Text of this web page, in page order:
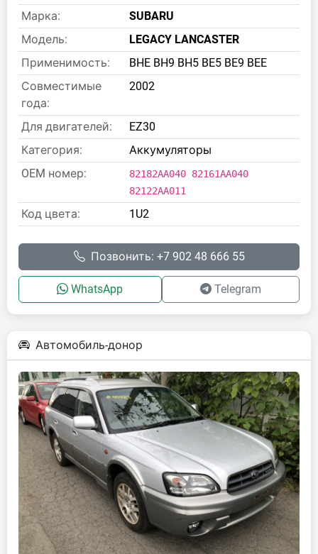
Марка:
SUBARU
Модель:
LEGACY LANCASTER
Применимость:
BHE BH9 BH5 BE5 BE9 BEE
Совместимые
года:
2002
Для двигателей:
EZ30
Категория:
Аккумуляторы
OEM номер:
82182AA040 82161AA040
82122AA011
Код цвета: 1U2
Позвонить: +7 902 48 666 55
WhatsApp Telegram
Автомобиль-донор